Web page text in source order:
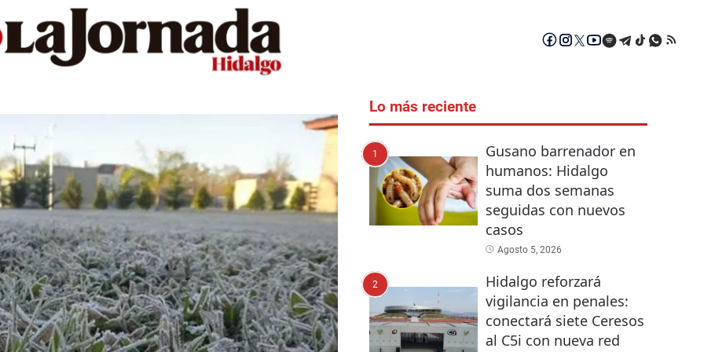
Lo más reciente
1
Gusano barrenador en
humanos: Hidalgo
suma dos semanas
seguidas con nuevos
casos
Agosto 5, 2026
2
Hidalgo reforzará
vigilancia en penales:
conectará siete Ceresos
al C5i con nueva red